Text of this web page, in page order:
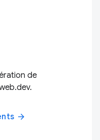
de
arrow_forward